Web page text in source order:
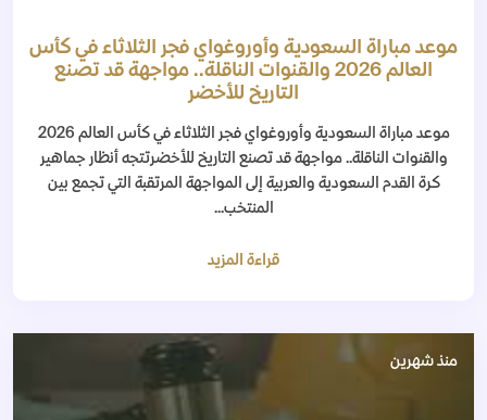
موعد مباراة السعودية وأوروغواي فجر الثلاثاء في كأس
العالم 2026 والقنوات الناقلة.. مواجهة قد تصنع
التاريخ للأخضر
موعد مباراة السعودية وأوروغواي فجر الثلاثاء في كأس العالم 2026
والقنوات الناقلة.. مواجهة قد تصنع التاريخ للأخضرتتجه أنظار جماهير
كرة القدم السعودية والعربية إلى المواجهة المرتقبة التي تجمع بين
المنتخب...
قراءة المزيد
منذ شهرين